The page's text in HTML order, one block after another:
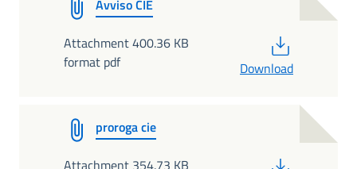
Avviso CIE
Attachment 400.36 KB
format pdf
Download
proroga cie
Attachment 354.73 KB